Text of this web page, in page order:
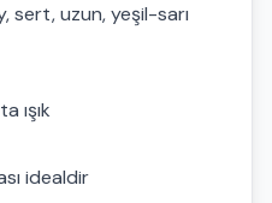
sert, uzun, yeşil-sarı
ışık
idealdir